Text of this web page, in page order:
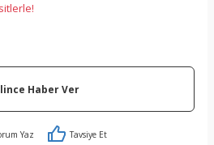
Haber Ver
Yaz Tavsiye Et